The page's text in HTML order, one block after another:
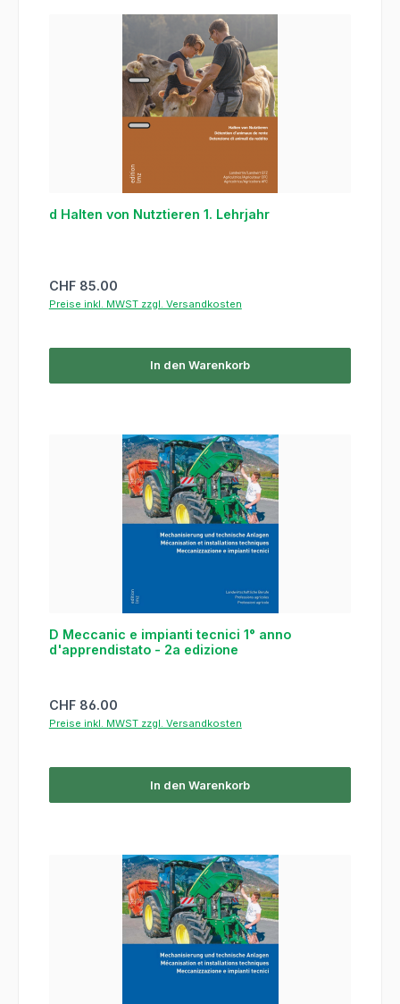
d Halten von Nutztieren 1. Lehrjahr
Regulärer Preis:
CHF 85.00
Preise inkl. MWST zzgl. Versandkosten
In den Warenkorb
D Meccanic e impianti tecnici 1° anno
d'apprendistato - 2a edizione
Regulärer Preis:
CHF 86.00
Preise inkl. MWST zzgl. Versandkosten
In den Warenkorb